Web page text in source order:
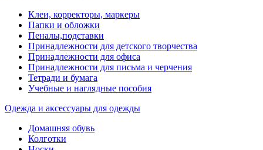
Клеи, корректоры, маркеры
Папки и обложки
Пеналы,подставки
Принадлежности для детского творчества
Принадлежности для офиса
Принадлежности для письма и черчения
Тетради и бумага
Учебные и наглядные пособия
Одежда и аксессуары для одежды
Домашняя обувь
Колготки